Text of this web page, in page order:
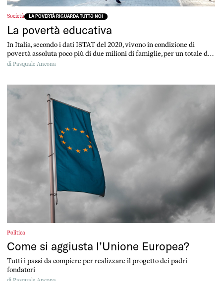
Società LA POVERTÀ RIGUARDA TUTTƏ NOI
La povertà educativa
In Italia, secondo i dati ISTAT del 2020, vivono in condizione di
povertà assoluta poco più di due milioni di famiglie, per un totale di
un milione 337mila minori.
di Pasquale Ancona
Politica
Come si aggiusta l’Unione Europea?
Tutti i passi da compiere per realizzare il progetto dei padri
fondatori